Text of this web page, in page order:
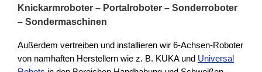
Knickarmroboter – Portalroboter – Sonderroboter
– Sondermaschinen
Außerdem vertreiben und installieren wir 6-Achsen-Roboter
von namhaften Herstellern wie z. B. KUKA und Universal